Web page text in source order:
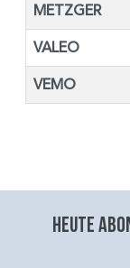
METZGER
VALEO
VEMO
Heute